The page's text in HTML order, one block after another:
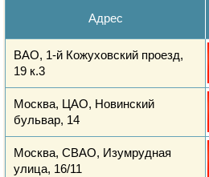
Адрес
ВАО, 1-й Кожуховский проезд,
19 к.3
Москва, ЦАО, Новинский
бульвар, 14
Москва, СВАО, Изумрудная
улица, 16/11